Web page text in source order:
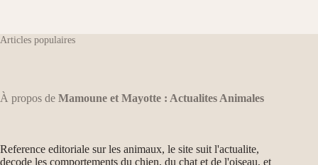
Articles populaires
À propos de Mamoune et Mayotte : Actualites Animales
Reference editoriale sur les animaux, le site suit l'actualite,
decode les comportements du chien, du chat et de l'oiseau, et